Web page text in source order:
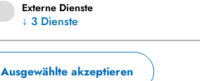
Externe Dienste
↓ 3 Dienste
Ausgewählte akzeptieren